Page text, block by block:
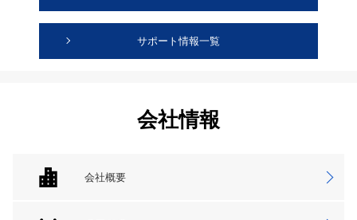
サポート情報一覧
会社情報
会社概要